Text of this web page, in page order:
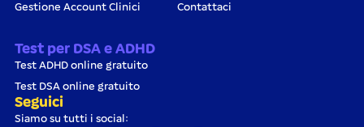
Gestione Account Clinici
Contattaci
Test per DSA e ADHD
Test ADHD online gratuito
Test DSA online gratuito
Seguici
Siamo su tutti i social: